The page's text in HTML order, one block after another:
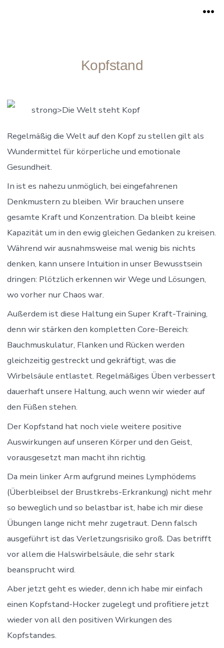
Kopfstand
strong>Die Welt steht Kopf
Regelmäßig die Welt auf den Kopf zu stellen gilt als
Wundermittel für körperliche und emotionale
Gesundheit.
In ist es nahezu unmöglich, bei eingefahrenen
Denkmustern zu bleiben. Wir brauchen unsere
gesamte Kraft und Konzentration. Da bleibt keine
Kapazität um in den ewig gleichen Gedanken zu kreisen.
Während wir ausnahmsweise mal wenig bis nichts
denken, kann unsere Intuition in unser Bewusstsein
dringen: Plötzlich erkennen wir Wege und Lösungen,
wo vorher nur Chaos war.
Außerdem ist diese Haltung ein Super Kraft-Training,
denn wir stärken den kompletten Core-Bereich:
Bauchmuskulatur, Flanken und Rücken werden
gleichzeitig gestreckt und gekräftigt, was die
Wirbelsäule entlastet. Regelmäßiges Üben verbessert
dauerhaft unsere Haltung, auch wenn wir wieder auf
den Füßen stehen.
Der Kopfstand hat noch viele weitere positive
Auswirkungen auf unseren Körper und den Geist,
vorausgesetzt man macht ihn richtig.
Da mein linker Arm aufgrund meines Lymphödems
(Überbleibsel der Brustkrebs-Erkrankung) nicht mehr
so beweglich und so belastbar ist, habe ich mir diese
Übungen lange nicht mehr zugetraut. Denn falsch
ausgeführt ist das Verletzungsrisiko groß. Das betrifft
vor allem die Halswirbelsäule, die sehr stark
beansprucht wird.
Aber jetzt geht es wieder, denn ich habe mir einfach
einen Kopfstand-Hocker zugelegt und profitiere jetzt
wieder von all den positiven Wirkungen des
Kopfstandes.